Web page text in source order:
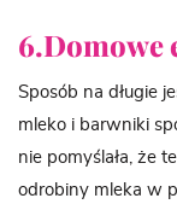
6.Domowe
Sposób na długie
mleko i barwniki
nie pomyślała, że
odrobiny mleka w